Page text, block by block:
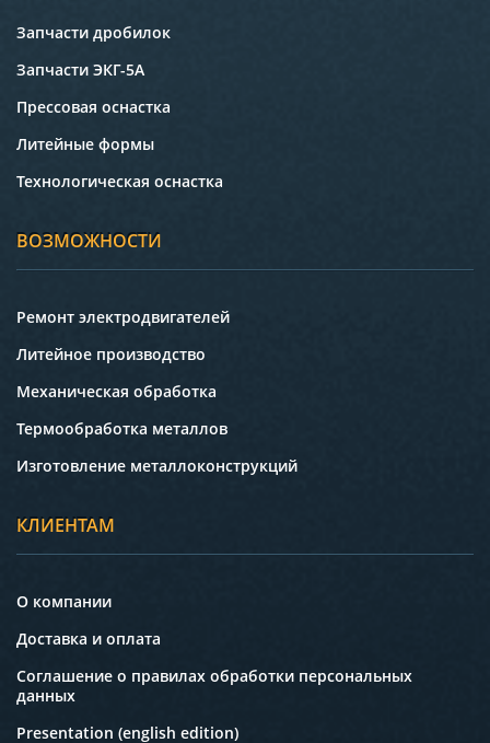
Запчасти дробилок
Запчасти ЭКГ-5А
Прессовая оснастка
Литейные формы
Технологическая оснастка
ВОЗМОЖНОСТИ
Ремонт электродвигателей
Литейное производство
Механическая обработка
Термообработка металлов
Изготовление металлоконструкций
КЛИЕНТАМ
О компании
Доставка и оплата
Соглашение о правилах обработки персональных
данных
Presentation (english edition)